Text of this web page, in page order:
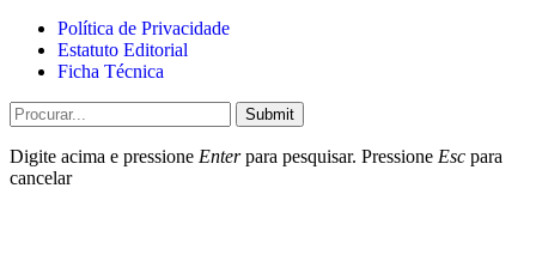
Política de Privacidade
Estatuto Editorial
Ficha Técnica
Submit
Digite acima e pressione Enterpara pesquisar. Pressione Esc para
cancelar